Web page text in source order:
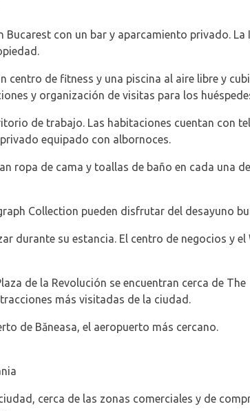
con un bar y aparcamiento privado. La
de fitness y una piscina al aire libre y
y organización de visitas para los
de trabajo. Las habitaciones cuentan con
equipado con albornoces.
ropa de cama y toallas de baño en cada una
Collection pueden disfrutar del desayuno
durante su estancia. El centro de negocios y el
de la Revolución se encuentran cerca de The
más visitadas de la ciudad.
de Băneasa, el aeropuerto más cercano.
cerca de las zonas comerciales y de